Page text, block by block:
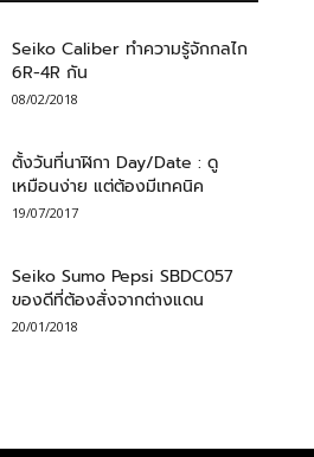
Seiko Caliber ทำความรู้จักกลไก
6R-4R กัน
08/02/2018
ตั้งวันที่นาฬิกา Day/Date : ดู
เหมือนง่าย แต่ต้องมีเทคนิค
19/07/2017
Seiko Sumo Pepsi SBDC057
ของดีที่ต้องสั่งจากต่างแดน
20/01/2018